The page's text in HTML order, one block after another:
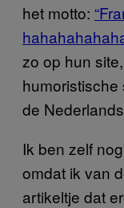
het motto:
zo op hun
humoristische
de
Ik ben zelf
omdat ik van
artikeltje dat